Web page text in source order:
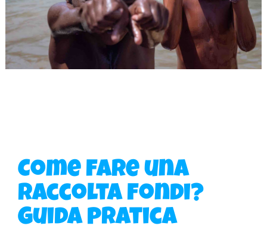
Come fare una
raccolta fondi?
Guida pratica